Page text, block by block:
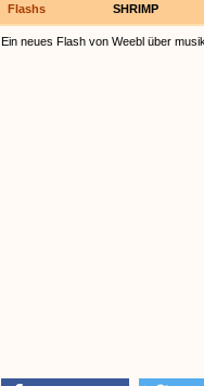
Flashs SHRIMP
Ein neues Flash von Weebl über